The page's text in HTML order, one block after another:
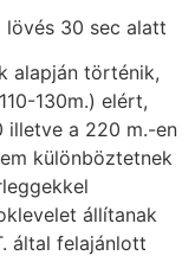
lövés 30 sec alatt
alapján történik,
130m.) elért,
illetve a 220 m.-en
különböztetnek
állítanak
által felajánlott